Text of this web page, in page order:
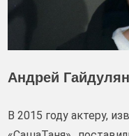
Андрей Гайдулян
В 2015 году актеру,